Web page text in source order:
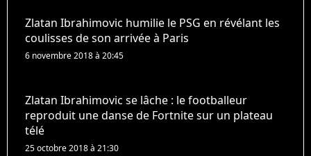
Zlatan Ibrahimovic humilie le PSG en révélant les
coulisses de son arrivée à Paris
6 novembre 2018 à 20:45
Zlatan Ibrahimovic se lâche : le footballeur
reproduit une danse de Fortnite sur un plateau
télé
25 octobre 2018 à 21:30